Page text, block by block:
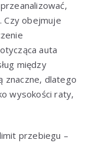
Czy obejmuje
auta
między
znaczne, dlatego
wysokości raty,
przebiegu –